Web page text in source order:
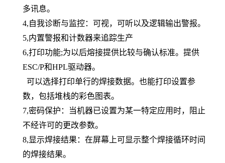
多讯息。
4,自我诊断与监控：可视，可听以及逻辑输出警报。
5,内置警报和计数器来追踪生产
6,打印功能;为以后熔接提供比较与确认标准。提供
ESC/P和HPL驱动器。
可以选择打印单行的焊接数据。也能打印设置参
数，包括堆栈的彩色图表。
7,密码保护：当机器已设置为某一特定应用时，阻止
不经许可的更改参数。
8,显示焊接结果：在屏幕上可显示整个焊接循环时间
的焊接结果。